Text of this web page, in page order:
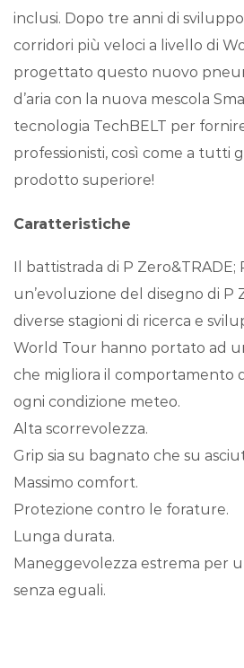
inclusi. Dopo tre anni di
corridori più veloci a livello di
progettato questo nuovo
d’aria con la nuova mescola
tecnologia TechBELT per
professionisti, così come a tutti
prodotto superiore!
Caratteristiche
Il battistrada di P Zero&TRADE;
un’evoluzione del disegno di P
diverse stagioni di ricerca e
World Tour hanno portato ad
che migliora il comportamento
ogni condizione meteo.
Alta scorrevolezza.
Grip sia su bagnato che su
Massimo comfort.
Protezione contro le forature.
Lunga durata.
Maneggevolezza estrema per
senza eguali.